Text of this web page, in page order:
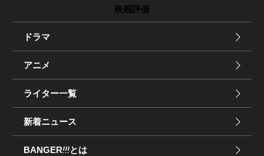
映画評価
ドラマ
アニメ
ライター一覧
新着ニュース
BANGER!!!とは